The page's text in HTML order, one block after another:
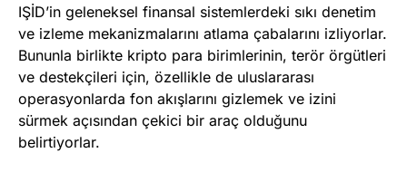
IŞİD’in geleneksel finansal sistemlerdeki sıkı denetim
ve izleme mekanizmalarını atlama çabalarını izliyorlar.
Bununla birlikte kripto para birimlerinin, terör örgütleri
ve destekçileri için, özellikle de uluslararası
operasyonlarda fon akışlarını gizlemek ve izini
sürmek açısından çekici bir araç olduğunu
belirtiyorlar.